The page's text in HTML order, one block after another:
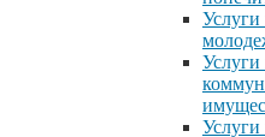
Услуги